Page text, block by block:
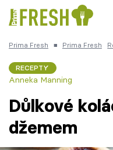
Česká kuchyně
Prima Fresh ■ Prima Fresh
RECEPTY
Anneka Manning
Důlkové
džemem